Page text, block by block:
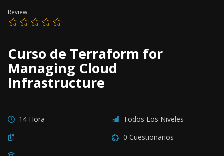
Review
Curso de Terraform for
Managing Cloud
Infrastructure
14 Hora
Todos Los Niveles
0 Cuestionarios